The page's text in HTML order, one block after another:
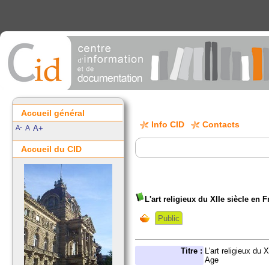
Info CID Contacts
L'art religieux du XIIe siècle en
Public
Titre : L'art religieux du
Age
Accueil général
A- A A+
Accueil du CID